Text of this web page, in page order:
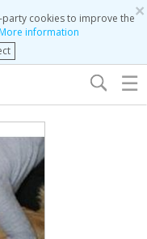
×
cookies to improve the
More information
☰